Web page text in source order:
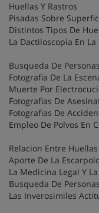
Huellas Y Rastros
Pisadas Sobre
Distintos Tipos De
La Dactiloscopia En
Busqueda De Personas
Fotografia De La
Muerte Por
Fotografias De
Fotografias De
Empleo De Polvos En
Relacion Entre
Aporte De La
La Medicina Legal Y
Busqueda De
Las Inverosimiles